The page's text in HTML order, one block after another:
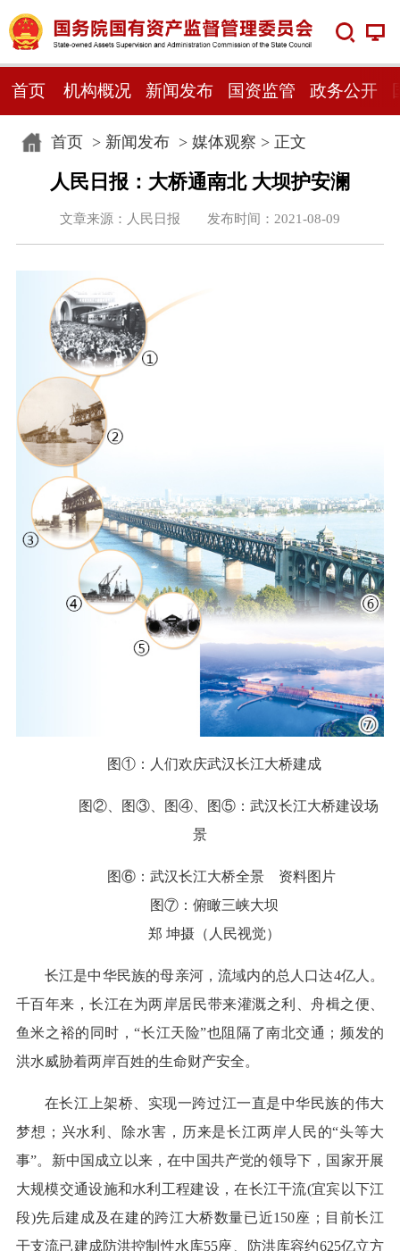
首页 机构概况 新闻发布 国资监管 政务公开
首页> 新闻发布> 媒体观察 > 正文
人民日报：大桥通南北 大坝护安澜
文章来源：人民日报 发布时间：2021-08-09
图①：人们欢庆武汉长江大桥建成
图②、图③、图④、图⑤：武汉长江大桥建设场
景
图⑥：武汉长江大桥全景 资料图片
图⑦：俯瞰三峡大坝
郑 坤摄（人民视觉）
长江是中华民族的母亲河，流域内的总人口达4亿人。
千百年来，长江在为两岸居民带来灌溉之利、舟楫之便、
鱼米之裕的同时，“长江天险”也阻隔了南北交通；频发的
洪水威胁着两岸百姓的生命财产安全。
在长江上架桥、实现一跨过江一直是中华民族的伟大
梦想；兴水利、除水害，历来是长江两岸人民的“头等大
事”。新中国成立以来，在中国共产党的领导下，国家开展
大规模交通设施和水利工程建设，在长江干流(宜宾以下江
段)先后建成及在建的跨江大桥数量已近150座；目前长江
干支流已建成防洪控制性水库55座、防洪库容约625亿立方